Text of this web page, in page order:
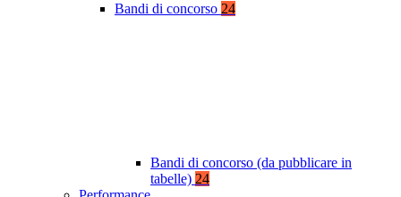
Bandi di concorso 24
Bandi di concorso (da pubblicare in
tabelle) 24